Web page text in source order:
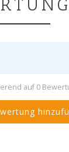
auf 0